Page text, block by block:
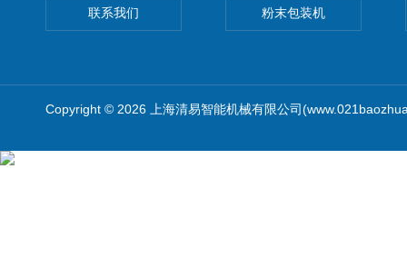
联系我们 粉末包装机
Copyright © 2026 上海清易智能机械有限公司